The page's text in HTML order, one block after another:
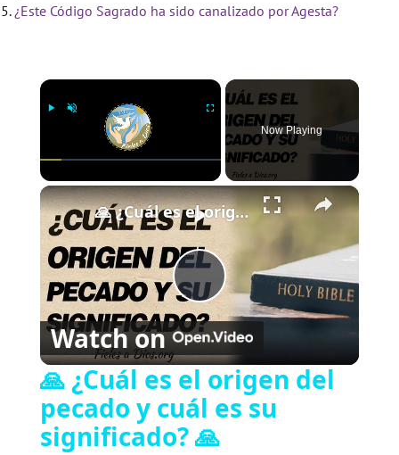
¿Este Código Sagrado ha sido canalizado por Agesta?
×
Play Unmute Fullscreen
Now Playing
×
P
l
🙏 ¿Cuál es el origen del pecado y cuál es su significado? 🙏
Watch on
🙏 ¿Cuál es el origen del
pecado y cuál es su
significado? 🙏